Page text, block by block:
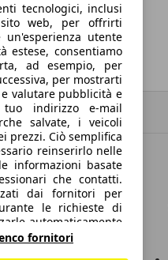
per i dealer
tecnologici, inclusi
web, per offrirti
utente
estese, consentiamo
ad esempio, per
per mostrarti
valutare pubblicità e
tuo indirizzo e-mail
salvate, i veicoli
prezzi. Ciò semplifica
reinserirlo nelle
informazioni basate
che contatti.
dai fornitori per
le richieste di
automaticamente
richieste di
fornitori